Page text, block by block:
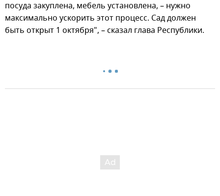
посуда закуплена, мебель установлена, – нужно
максимально ускорить этот процесс. Сад должен
быть открыт 1 октября", – сказал глава Республики.